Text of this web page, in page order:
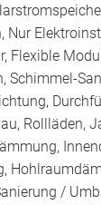
Nur
Flexible
Schimmel-
Rollläden,
/